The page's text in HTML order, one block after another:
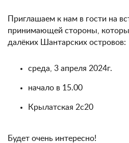
Приглашаем к нам в гости на
принимающей стороны,
далёких Шантарских островов:
среда, 3 апреля 2024г.
начало в 15.00
Крылатская 2с20
Будет очень интересно!